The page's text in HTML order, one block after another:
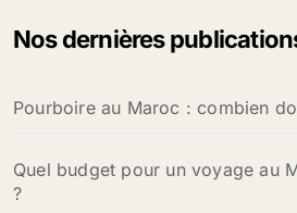
r
e
:
Nos dernières
Pourboire au Maroc : combien
Quel budget pour un voyage au
?